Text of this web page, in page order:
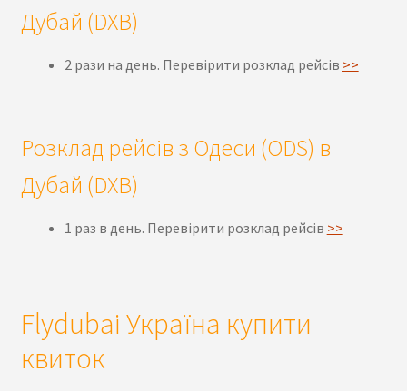
Дубай (DXB)
2 рази на день. Перевірити розклад рейсів >>
Розклад рейсів з Одеси (ODS) в
Дубай (DXB)
1 раз в день. Перевірити розклад рейсів >>
Flydubai Україна купити
квиток